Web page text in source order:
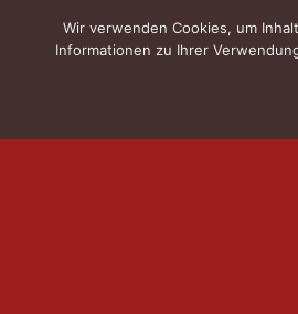
Wir verwenden Cookies, um
Informationen zu Ihrer